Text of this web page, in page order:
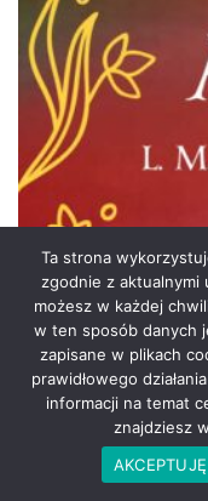
Ta strona
zgodnie z aktualnymi
możesz w każdej
w ten sposób danych
zapisane w plikach
prawidłowego
informacji na temat
znajdziesz
AKCEPTUJĘ